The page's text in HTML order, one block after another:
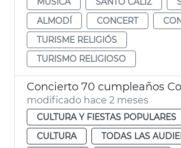
ALMODÍ
CONCERT
TURISME RELIGIÓS
TURISMO RELIGIOSO
modificado hace 2 meses
CULTURA Y FIESTAS POPULARES
CULTURA
TODAS LAS